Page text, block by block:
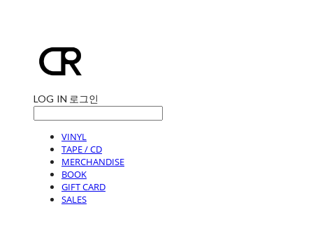
LOG IN 로그인
VINYL
TAPE / CD
MERCHANDISE
BOOK
GIFT CARD
SALES